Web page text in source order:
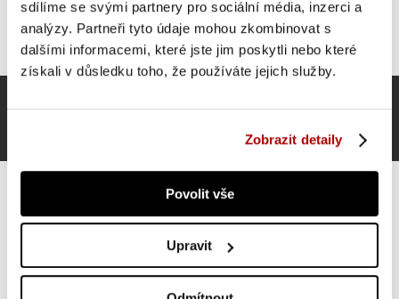
sdílíme se svými partnery pro sociální média, inzerci a
analýzy. Partneři tyto údaje mohou zkombinovat s
dalšími informacemi, které jste jim poskytli nebo které
získali v důsledku toho, že používáte jejich služby.
Zobrazit detaily
Povolit vše
Upravit
Gyronetics sada jednoručních činek, plast, 30 kg, 25
mm